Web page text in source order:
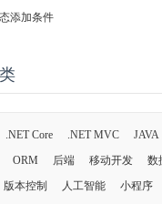
添加条件
.NET Core .NET MVC JAVA
ORM 后端 移动开发 数
版本控制 人工智能 小程序